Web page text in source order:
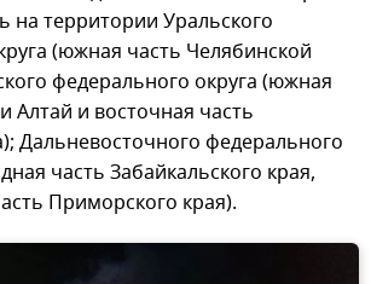
на территории Уральского
(южная часть Челябинской
федерального округа (южная
Алтай и восточная часть
Дальневосточного федерального
часть Забайкальского края,
Приморского края).